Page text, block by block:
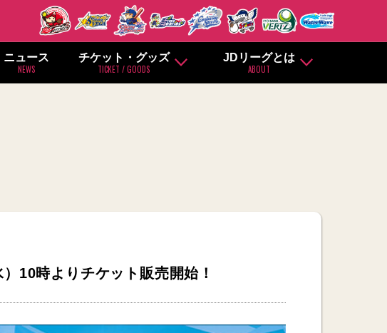
ニュース
NEWS
チケット・グッズ
TICKET / GOODS
JDリーグとは
ABOUT
10時よりチケット販売開始！